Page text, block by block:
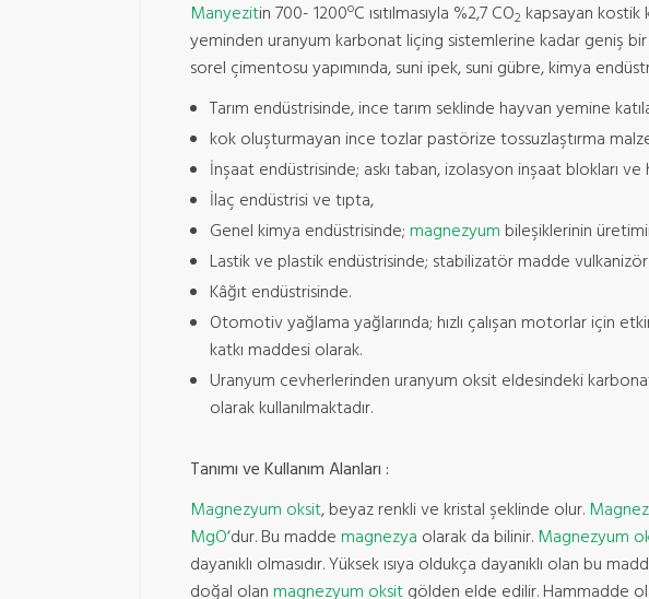
Manyezitin 700- 1200oC ısıtılmasıyla %2,7 CO2 kapsayan kostik
yeminden uranyum karbonat liçing sistemlerine kadar geniş
sorel çimentosu yapımında, suni ipek, suni gübre, kimya
Tarım endüstrisinde, ince tarım seklinde hayvan yemine
kok oluşturmayan ince tozlar pastörize tossuzlaştırma
İnşaat endüstrisinde; askı taban, izolasyon inşaat blokları ve
İlaç endüstrisi ve tıpta,
Genel kimya endüstrisinde;magnezyum bileşiklerinin
Lastik ve plastik endüstrisinde; stabilizatör madde
Kâğıt endüstrisinde.
Otomotiv yağlama yağlarında; hızlı çalışan motorlar için
katkı maddesi olarak.
Uranyum cevherlerinden uranyum oksit eldesindeki
olarak kullanılmaktadır.
Tanımı ve Kullanım Alanları :
Magnezyum oksit, beyaz renkli ve kristal şeklinde olur.
MgO‘dur. Bu maddemagnezya olarak da bilinir.Magnezyum
dayanıklı olmasıdır. Yüksek ısıya oldukça dayanıklı olan bu
doğal olanmagnezyum oksitgölden elde edilir. Hammadde